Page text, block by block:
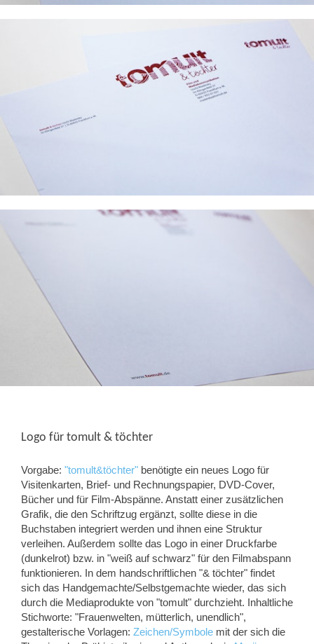
Logo für tomult & töchter
Vorgabe: "tomult&töchter" benötigte ein neues Logo für
Visitenkarten, Brief- und Rechnungspapier, DVD-Cover,
Bücher und für Film-Abspänne. Anstatt einer zusätzlichen
Grafik, die den Schriftzug ergänzt, sollte diese in die
Buchstaben integriert werden und ihnen eine Struktur
verleihen. Außerdem sollte das Logo in einer Druckfarbe
(dunkelrot) bzw. in "weiß auf schwarz" für den Filmabspann
funktionieren. In dem handschriftlichen "& töchter" findet
sich das Handgemachte/Selbstgemachte wieder, das sich
durch die Mediaprodukte von "tomult" durchzieht. Inhaltliche
Stichworte: "Frauenwelten, mütterlich, unendlich",
gestalterische Vorlagen: Zeichen/Symbole mit der sich die